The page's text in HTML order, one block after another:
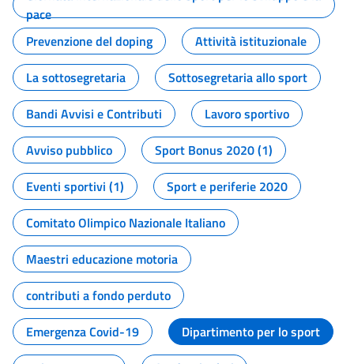
pace
Prevenzione del doping
Attività istituzionale
La sottosegretaria
Sottosegretaria allo sport
Bandi Avvisi e Contributi
Lavoro sportivo
Avviso pubblico
Sport Bonus 2020 (1)
Eventi sportivi (1)
Sport e periferie 2020
Comitato Olimpico Nazionale Italiano
Maestri educazione motoria
contributi a fondo perduto
Emergenza Covid-19
Dipartimento per lo sport